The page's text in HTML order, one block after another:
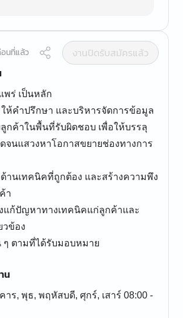
อนที่แล้ว
งานปิดรับสมัครแล้ว
พร่ เป็นหลัก
ให้คำปรึกษา และบริหารจัดการข้อมูล
กค้าในพื้นที่รับผิดชอบ เพื่อให้บรรลุ
จนแสวงหาโอกาสขยายช่องทางการ
านเทคนิคที่ถูกต้อง และสร้างความพึง
า
แก้ปัญหาทางเทคนิคแก่ลูกค้าและ
วข้อง
ๆ ตามที่ได้รับมอบหมาย
น
าร, พุธ, พฤหัสบดี, ศุกร์, เสาร์ 08:00 -